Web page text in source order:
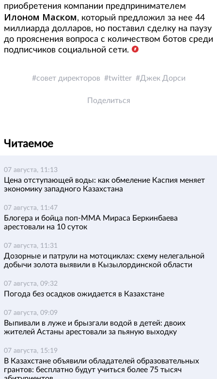
приобретения компании предпринимателем
Илоном Маском, который предложил за нее 44
миллиарда долларов, но поставил сделку на паузу
до прояснения вопроса с количеством ботов среди
подписчиков социальной сети.
совет директоров twitter Джек Дорси
Поделиться
Читаемое
07 августа, 11:13
Цена отступающей воды: как обмеление Каспия меняет
экономику западного Казахстана
07 августа, 11:47
Блогера и бойца поп-ММА Мираса Беркинбаева
арестовали на 10 суток
07 августа, 11:31
Дозорные и патрули на мотоциклах: схему нелегальной
добычи золота выявили в Кызылординской области
07 августа, 09:32
Погода без осадков ожидается в Казахстане
07 августа, 09:09
Выпивали в луже и брызгали водой в детей: двоих
жителей Астаны арестовали за пьяную выходку
07 августа, 15:19
В Казахстане объявили обладателей образовательных
грантов: бесплатно будут учиться более 75 тысяч